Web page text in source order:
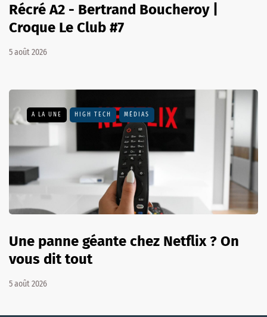
Récré A2 - Bertrand Boucheroy |
Croque Le Club #7
5 août 2026
A LA UNE HIGH TECH MÉDIAS
Une panne géante chez Netflix ? On
vous dit tout
5 août 2026